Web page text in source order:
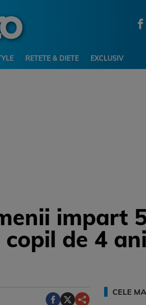
RETETE & DIETE EXCLUSIV
impart
de 4
CELE